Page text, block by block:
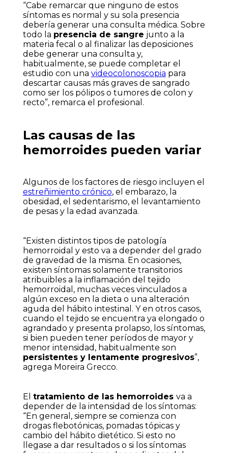
“Cabe remarcar que ninguno de estos
síntomas es normal y su sola presencia
debería generar una consulta médica. Sobre
todo la presencia de sangre junto a la
materia fecal o al finalizar las deposiciones
debe generar una consulta y,
habitualmente, se puede completar el
estudio con una videocolonoscopia para
descartar causas más graves de sangrado
como ser los pólipos o tumores de colon y
recto”, remarca el profesional.
Las causas de las
hemorroides pueden variar
Algunos de los factores de riesgo incluyen el
estreñimiento crónico, el embarazo, la
obesidad, el sedentarismo, el levantamiento
de pesas y la edad avanzada.
“Existen distintos tipos de patología
hemorroidal y esto va a depender del grado
de gravedad de la misma. En ocasiones,
existen síntomas solamente transitorios
atribuibles a la inflamación del tejido
hemorroidal, muchas veces vinculados a
algún exceso en la dieta o una alteración
aguda del hábito intestinal. Y en otros casos,
cuando el tejido se encuentra ya elongado o
agrandado y presenta prolapso, los síntomas,
si bien pueden tener períodos de mayor y
menor intensidad, habitualmente son
persistentes y lentamente progresivos”,
agrega Moreira Grecco.
El tratamiento de las hemorroides va a
depender de la intensidad de los síntomas:
“En general, siempre se comienza con
drogas flebotónicas, pomadas tópicas y
cambio del hábito dietético. Si esto no
llegase a dar resultados o si los síntomas